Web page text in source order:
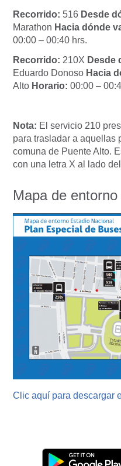
Recorrido: 516 Desde
Marathon Hacia dónde
00:00 – 00:40 hrs.
Recorrido: 210X Desde
Eduardo Donoso Hacia
Alto Horario: 00:00 –
Nota: El servicio 210
para trasladar a aquellas
comuna de Puente Alto.
con una letra X al lado
Mapa de
Clic aquí para descargar